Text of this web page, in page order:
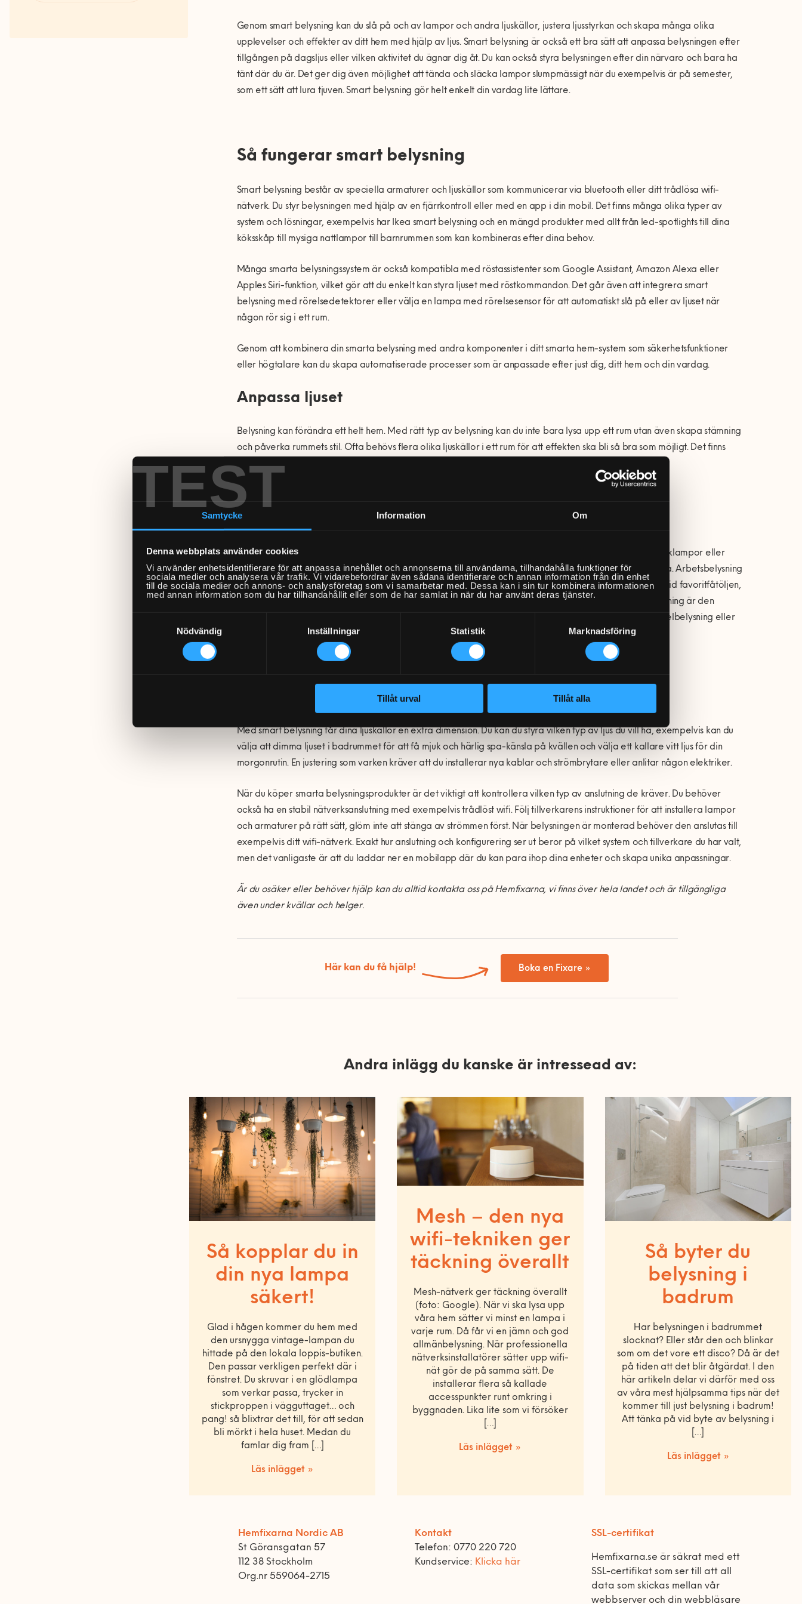
TEST
Samtycke Information Om
Denna webbplats använder cookies
Vi använder enhetsidentifierare för att anpassa innehållet och annonserna till användarna, tillhandahålla funktioner för
sociala medier och analysera vår trafik. Vi vidarebefordrar även sådana identifierare och annan information från din enhet
till de sociala medier och annons- och analysföretag som vi samarbetar med. Dessa kan i sin tur kombinera informationen
med annan information som du har tillhandahållit eller som de har samlat in när du har använt deras tjänster.
Nödvändig
Inställningar Statistik Marknadsföring
Tillåt urval Tillåt alla
Genom smart belysning kan du slå på och av lampor och andra ljuskällor, justera ljusstyrkan och skapa många olika
upplevelser och effekter av ditt hem med hjälp avljus. Smart belysning är också ett bra sätt att anpassa belysningen efter
tillgången på dagsljuseller vilken aktivitet du ägnar dig åt. Du kan också styra belysningen efter din närvaro och bara ha
tänt där du är. Det ger dig även möjlighet att tända och släcka lampor slumpmässigt när du exempelvis är på semester,
som ettsätt att lura tjuven.Smart belysning gör helt enkelt din vardag lite lättare.
Så fungerar smart belysning
Smart belysning består av speciella armaturer och ljuskällor som kommunicerar via bluetooth eller ditt trådlösa wifi-
nätverk. Du styr belysningen med hjälp av en fjärrkontroll eller med en app i din mobil. Det finns många olika typer av
system och lösningar, exempelvis har Ikea smart belysning och en mängd produkter med allt från led-spotlights till dina
köksskåp till mysiga nattlampor till barnrummen som kan kombineras efter dina behov.
Många smarta belysningssystem är också kompatibla med röstassistenter som Google Assistant, Amazon Alexa eller
Apples Siri-funktion, vilket gör att du enkelt kan styra ljuset med röstkommandon. Det går även att integrera smart
belysning med rörelsedetektorer eller välja en lampa med rörelsesensor för att automatiskt slå på eller av ljuset när
någon rör sig i ett rum.
Genom att kombinera din smarta belysning med andra komponenter i ditt smarta hem-system som säkerhetsfunktioner
eller högtalare kan du skapa automatiserade processer som är anpassade efter just dig, ditt hem och din vardag.
Anpassa ljuset
Belysning kan förändra ett helt hem. Med rätt typ av belysning kan du inte bara lysa upp ett rum utan även skapa stämning
och påverka rummets stil. Ofta behövs flera olika ljuskällor i ett rum för att effekten ska bli så bra som möjligt. Det finns
några kategorier av belysning som du kan utgå ifrån:
Arbetsbelysning
När du väljer belysning till ett rum bör det finnas ljuskällor från varje kategori. Allmänbelysning är ofta taklampor eller
plafonder som kan användas för att lysa upp hela rummet, vilket är praktiskt när du exempelvis ska städa. Arbetsbelysning
är funktionell belysning som används för att du ska kunna utföra olika aktiviteter, exempelvis läslampan vid favoritfåtöljen,
skrivbordslampan vid arbetshörnan eller den inbyggda belysningen över köksbänkarna. Stämningsbelysning är den
mjukare belysningen som skapar känsla i ett rum. Det kan vara bordslampor, golvlampor, ljusslingor, tavelbelysning eller
Installera smart belysning
Med smart belysning får dina ljuskällor en extra dimension. Du kan du styra vilken typ av ljus du vill ha, exempelvis kan du
välja att dimma ljuset i badrummet för att få mjuk och härlig spa-känsla på kvällen och välja ett kallare vitt ljus för din
morgonrutin. En justering som varken kräver att du installerar nya kablar och strömbrytare eller anlitar någon elektriker.
När du köper smarta belysningsprodukter är det viktigt att kontrollera vilken typ av anslutning de kräver. Du behöver
också ha en stabil nätverksanslutning med exempelvis trådlöst wifi. Följ tillverkarens instruktioner för att installera lampor
och armaturer på rätt sätt, glöm inte att stänga av strömmen först. När belysningen är monterad behöver den anslutas till
exempelvis ditt wifi-nätverk. Exakt hur anslutning och konfigurering ser ut beror på vilket system och tillverkare du har valt,
men det vanligaste är att du laddar ner en mobilapp där du kan para ihop dina enheter och skapa unika anpassningar.
Är du osäker eller behöver hjälp kan du alltid kontakta oss på Hemfixarna, vi finns över hela landet och är tillgängliga
även under kvällar och helger.
Här kan du få hjälp! Boka en Fixare »
Andra inlägg du kanske är intressead av:
Så kopplar du in
din nya lampa
säkert!
Glad i hågen kommer du hem med
den ursnygga vintage-lampan du
hittade på den lokala loppis-butiken.
Den passar verkligen perfekt där i
fönstret. Du skruvar i en glödlampa
som verkar passa, trycker in
stickproppen i vägguttaget… och
pang! så blixtrar det till, för att sedan
bli mörkt i hela huset. Medan du
famlar dig fram […]
Läs inlägget »
Mesh – den nya
wifi-tekniken ger
täckning överallt
Mesh-nätverk ger täckning överallt
(foto: Google). När vi ska lysa upp
våra hem sätter vi minst en lampa i
varje rum. Då får vi en jämn och god
allmänbelysning. När professionella
nätverksinstallatörer sätter upp wifi-
nät gör de på samma sätt. De
installerar flera så kallade
accesspunkter runt omkring i
byggnaden. Lika lite som vi försöker
[…]
Läs inlägget »
Så byter du
belysning i
badrum
Har belysningen i badrummet
slocknat? Eller står den och blinkar
som om det vore ett disco? Då är det
på tiden att det blir åtgärdat. I den
här artikeln delar vi därför med oss
av våra mest hjälpsamma tips när det
kommer till just belysning i badrum!
Att tänka på vid byte av belysning i
[…]
Läs inlägget »
Hemfixarna Nordic AB
St Göransgatan 57
112 38 Stockholm
Org.nr 559064-2715
Kontakt
Telefon: 0770 220 720
Kundservice: Klicka här
SSL-certifikat
Hemfixarna.se är säkrat med ett
SSL-certifikat som ser till att all
data som skickas mellan vår
webbserver och din webbläsare